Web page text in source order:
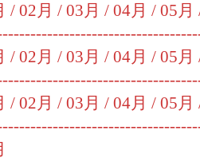
/ 02月 / 03月 / 04月 / 05月
/ 02月 / 03月 / 04月 / 05月
/ 02月 / 03月 / 04月 / 05月